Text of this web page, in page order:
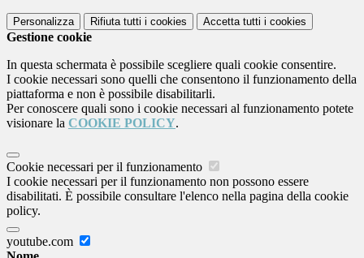
Personalizza Rifiuta tutti i cookies Accetta tutti i cookies
Gestione cookie
In questa schermata è possibile scegliere quali cookie consentire.
I cookie necessari sono quelli che consentono il funzionamento della
piattaforma e non è possibile disabilitarli.
Per conoscere quali sono i cookie necessari al funzionamento potete
visionare la COOKIE POLICY.
Cookie necessari per il funzionamento
I cookie necessari per il funzionamento non possono essere
disabilitati. È possibile consultare l'elenco nella pagina della cookie
policy.
youtube.com